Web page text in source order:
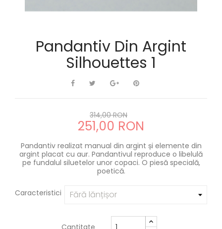
Pandantiv Din Argint
Silhouettes 1
314,00 RON
251,00 RON
Pandantiv realizat manual din argint și elemente din
argint placat cu aur. Pandantivul reproduce o libelulă
pe fundalul siluetelor unor copaci. O piesă specială,
poetică.
Caracteristici